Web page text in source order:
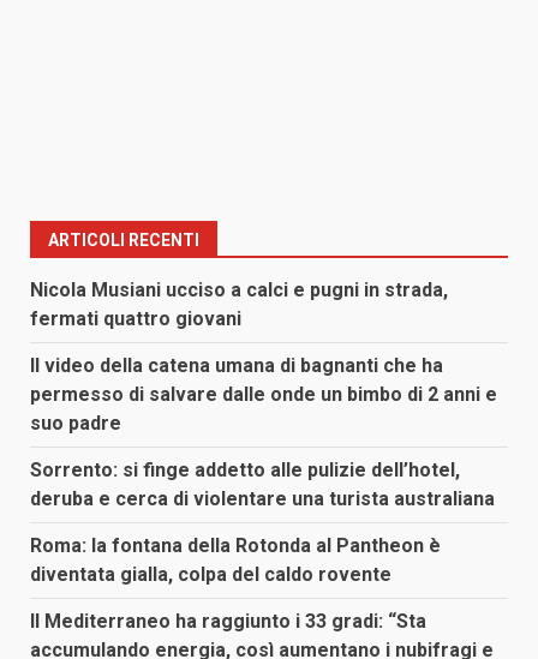
ARTICOLI RECENTI
Nicola Musiani ucciso a calci e pugni in strada,
fermati quattro giovani
Il video della catena umana di bagnanti che ha
permesso di salvare dalle onde un bimbo di 2 anni e
suo padre
Sorrento: si finge addetto alle pulizie dell’hotel,
deruba e cerca di violentare una turista australiana
Roma: la fontana della Rotonda al Pantheon è
diventata gialla, colpa del caldo rovente
Il Mediterraneo ha raggiunto i 33 gradi: “Sta
accumulando energia, così aumentano i nubifragi e